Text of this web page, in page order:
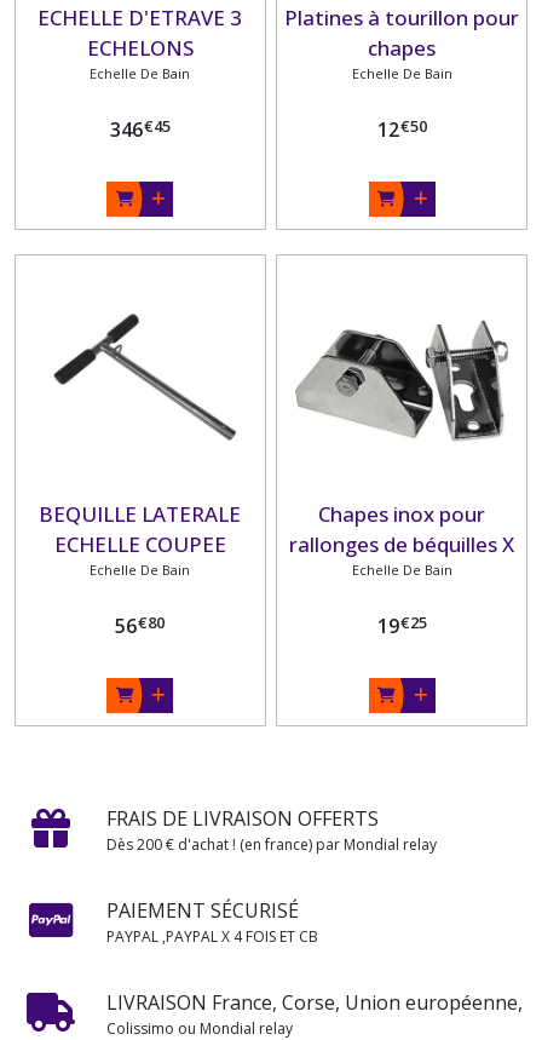
ECHELLE D'ETRAVE 3
ECHELONS
Echelle De Bain
346€45
Platines à tourillon pour
chapes
Echelle De Bain
12€50
BEQUILLE LATERALE
ECHELLE COUPEE
Echelle De Bain
56€80
Chapes inox pour
rallonges de béquilles X
2.
Echelle De Bain
19€25
FRAIS DE LIVRAISON OFFERTS
Dès 200 € d'achat ! (en france) par Mondial relay
PAIEMENT SÉCURISÉ
PAYPAL ,PAYPAL X 4 FOIS ET CB
LIVRAISON France, Corse, Union européenne,
Colissimo ou Mondial relay